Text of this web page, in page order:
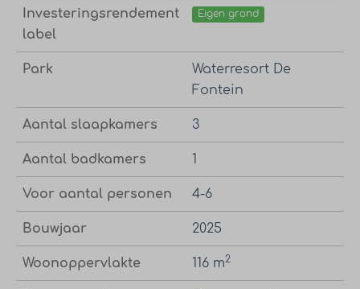
Investeringsrendement
label
Eigen grond
Park
Waterresort De
Fontein
Aantal slaapkamers 3
Aantal badkamers 1
Voor aantal personen 4-6
Bouwjaar 2025
Woonoppervlakte 116 m2